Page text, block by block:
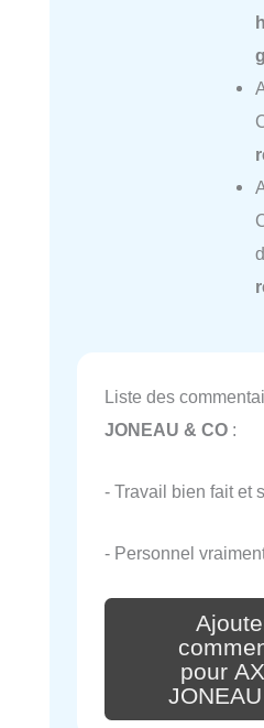
Liste des
JONEAU & CO :
- Travail bien fait et
- Personnel
pour